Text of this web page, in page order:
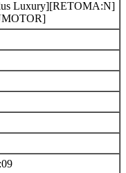
Luxury][RETOMA:N]